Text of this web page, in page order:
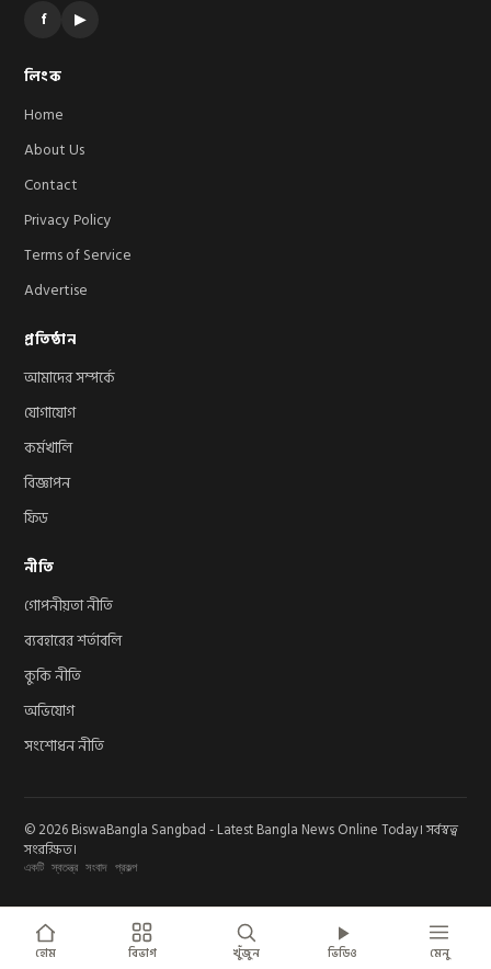
f ▶
লিংক
Home
About Us
Contact
Privacy Policy
Terms of Service
Advertise
প্রতিষ্ঠান
আমাদের সম্পর্কে
যোগাযোগ
কর্মখালি
বিজ্ঞাপন
ফিড
নীতি
গোপনীয়তা নীতি
ব্যবহারের শর্তাবলি
কুকি নীতি
অভিযোগ
সংশোধন নীতি
© 2026 BiswaBangla Sangbad - Latest Bangla News Online Today। সর্বস্বত্ব
সংরক্ষিত।
একটি স্বতন্ত্র সংবাদ প্রকল্প
হোম বিভাগ খুঁজুন ভিডিও মেনু